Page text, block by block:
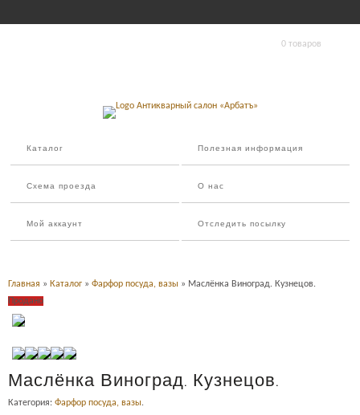
0 товаров
Каталог Полезная информация
Схема проезда О нас
Мой аккаунт Отследить посылку
Главная » Каталог » Фарфор посуда, вазы » Маслёнка Виноград. Кузнецов.
Продано
Маслёнка Виноград. Кузнецов.
Категория: Фарфор посуда, вазы.